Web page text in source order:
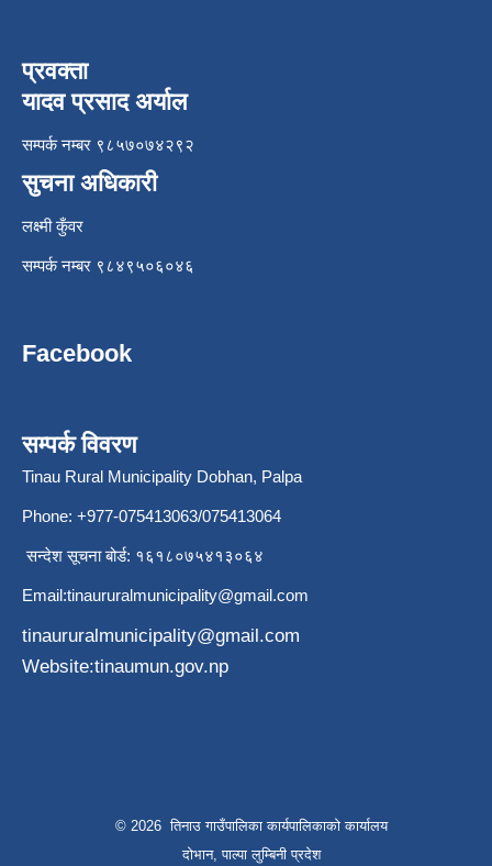
प्रवक्ता
यादव प्रसाद अर्याल
सम्पर्क नम्बर ९८५७०७४२९२
सुचना अधिकारी
लक्ष्मी कुँवर
सम्पर्क नम्बर ९८४९५०६०४६
Facebook
सम्पर्क विवरण
Tinau Rural Municipality Dobhan, Palpa
Phone: +977-075413063/075413064
सन्देश सूचना बोर्ड: १६१८०७५४१३०६४
Email:tinaururalmunicipality@gmail.com
tinaururalmunicipality@gmail.com
Website:tinaumun.gov.np
© 2026 तिनाउ गाउँपालिका कार्यपालिकाकाे कार्यालय
दोभान, पाल्पा लुम्बिनी प्रदेश